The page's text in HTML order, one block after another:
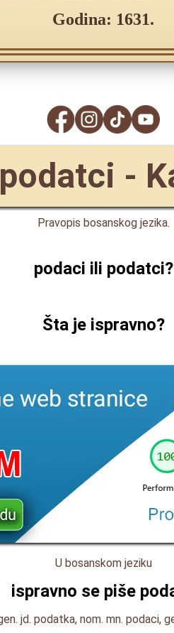
Godina: 1631.
-
Pravopis bosanskog jezika.
podaci ili podatci?
Šta je ispravno?
U bosanskom jeziku
ispravno se piše
jd. podatka, nom. mn. podaci,